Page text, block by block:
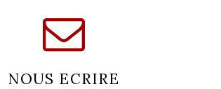
NOUS ECRIRE